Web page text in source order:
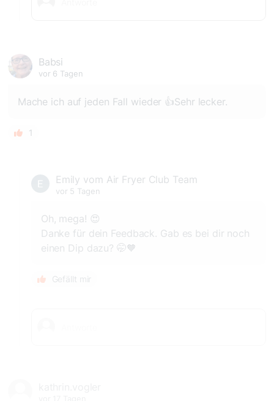
Babsi
vor 6 Tagen
Mache ich auf jeden Fall wieder 👍Sehr lecker.
1
Emily vom Air Fryer Club Team
vor 5 Tagen
Oh, mega! 😍
Danke für dein Feedback. Gab es bei dir noch
einen Dip dazu? 🤭🧡
Gefällt mir